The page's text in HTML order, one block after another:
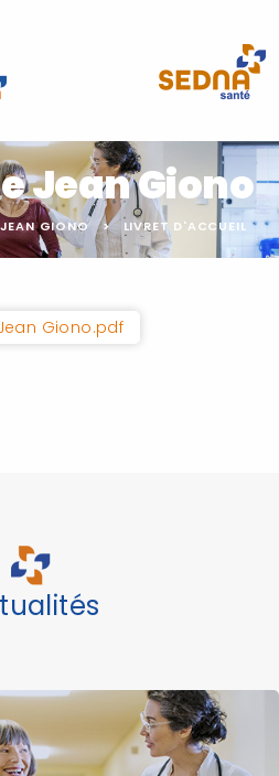
Jean Giono
GIONO LIVRET D'ACCUEIL
Giono.pdf